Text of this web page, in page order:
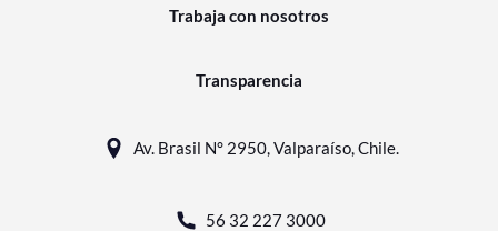
Trabaja con nosotros
Transparencia
Av. Brasil N° 2950, Valparaíso, Chile.
56 32 227 3000